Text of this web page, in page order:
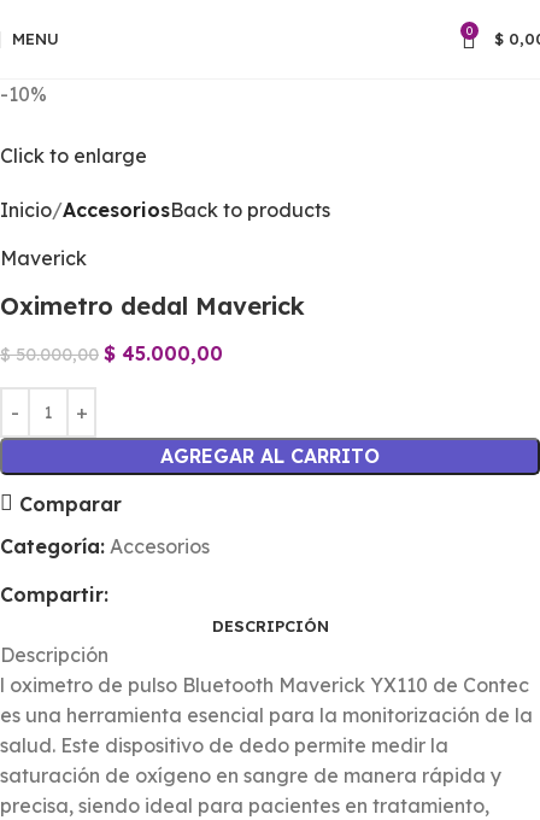
MENU 0 $
-10%
Click to enlarge
Inicio AccesoriosBack to products
Maverick
Oximetro dedal Maverick
$50.000,00 $ 45.000,00
AGREGAR AL CARRITO
Comparar
Categoría: Accesorios
Compartir:
DESCRIPCIÓN
Descripción
l oximetro de pulso Bluetooth Maverick YX110 de Contec
es una herramienta esencial para la monitorización de la
salud. Este dispositivo de dedo permite medir la
saturación de oxígeno en sangre de manera rápida y
precisa, siendo ideal para pacientes en tratamiento,